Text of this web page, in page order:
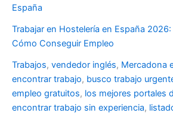
España
Trabajar en Hostelería en España
Cómo Conseguir Empleo
Trabajos, vendedor inglés, Mercadona
encontrar trabajo, busco trabajo
empleo gratuitos, los mejores portales
encontrar trabajo sin experiencia,